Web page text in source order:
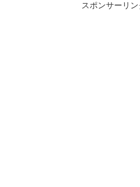
スポンサーリン